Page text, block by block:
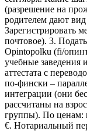
(разрешение на
родителем дают
Зарегистрировать
почтовое). 3.
Opintopolku (fi/
учебные заведения
аттестата с
по-фински –
интеграции (они
рассчитаны на
группы). По ценам:
€. Нотариальный